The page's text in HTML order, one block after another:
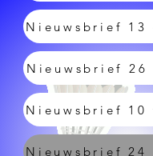
Nieuwsbrief 26